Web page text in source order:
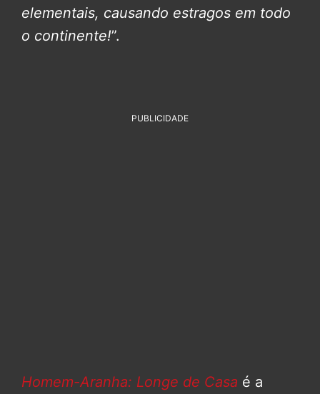
elementais, causando estragos em todo
o continente!”.
PUBLICIDADE
Homem-Aranha: Longe de Casa é a